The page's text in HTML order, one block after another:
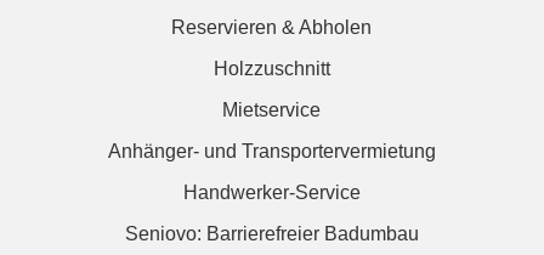
Reservieren & Abholen
Holzzuschnitt
Mietservice
Anhänger- und Transportervermietung
Handwerker-Service
Seniovo: Barrierefreier Badumbau